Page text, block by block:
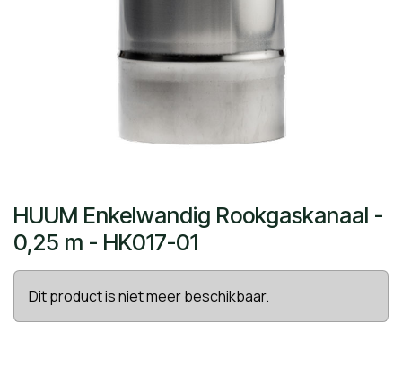
HUUM Enkelwandig Rookgaskanaal -
0,25 m - HK017-01
Dit product is niet meer beschikbaar.